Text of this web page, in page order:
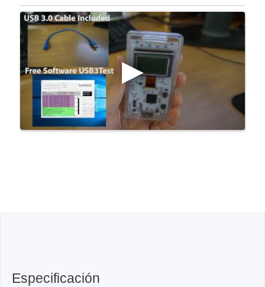
Especificación